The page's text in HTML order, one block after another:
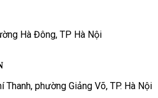
Hà Đông, TP Hà Nội
phường Giảng Võ, TP. Hà Nội